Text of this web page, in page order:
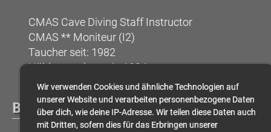
Wir verwenden Cookies und ähnliche Technologien auf
unserer Website und verarbeiten personenbezogene Daten
über dich, wie deine IP-Adresse. Wir teilen diese Daten auch
mit Dritten, sofern dies für das Erbringen unserer
CMAS Cave Diving Staff Instructor
CMAS ** Moniteur (I2)
Taucher seit: 1982
Höhlentaucher seit: 1994
Beat Müller